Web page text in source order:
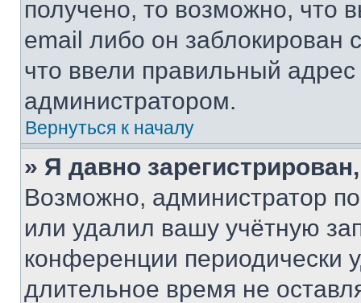
получено, то возможно, что
email либо он
что ввели правильный адрес
администратором.
Вернуться к началу
» Я давно
Возможно, администратор
или удалил вашу учётную
конференции периодически
длительное время не